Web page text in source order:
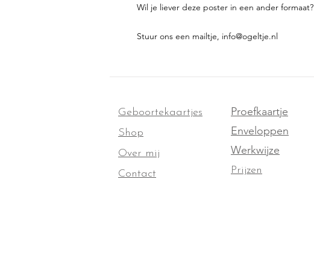
Wil je liever deze poster in een ander formaat?
Stuur ons een mailtje, info@ogeltje.nl
Geboortekaartjes
Shop
Over mij
Contact
Proefkaartje
Enveloppen
Werkwijze
Prijzen